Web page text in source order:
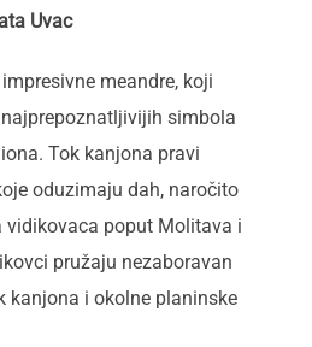
Uvac
meandre, koji
simbola
Tok kanjona pravi
oduzimaju dah, naročito
vidikovaca poput Molitava i
pružaju nezaboravan
kanjona i okolne planinske